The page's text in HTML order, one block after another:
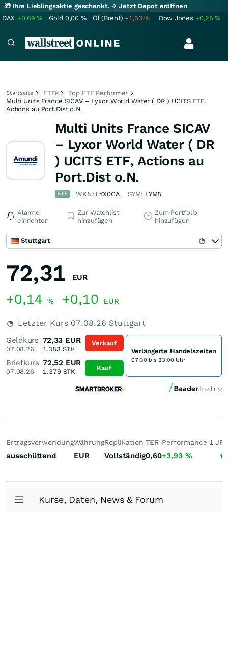
🎁 Ihre Lieblingsaktie geschenkt.→ Jetzt Depot eröffnen
DAX +0,69% Gold 0,00 % Öl (Brent) -1,53% Dow Jones +0,25%
Startseite ETFs
Top ETF Performer
Multi Units France SICAV – Lyxor World Water ( DR ) UCITS ETF,
Actions au Port.Dist o.N.
Multi Units France SICAV
– Lyxor World Water ( DR
) UCITS ETF, Actions au
Port.Dist o.N.
ETF WKN: LYX0CA SYM: LYM8
Alarme
einrichten
Zur Watchlist
hinzufügen
Zum Portfolio
hinzufügen
Stuttgart
72,31 EUR
+0,14 % +0,10 EUR
Letzter Kurs 07.08.26 Stuttgart
Geldkurs
07.08.26
72,33 EUR
1.383 STK
Briefkurs
07.08.26
72,52 EUR
1.379 STK
Verkauf
Kauf
Verlängerte Handelszeiten
07:30 bis 23:00 Uhr
Ertragsverwendung
ausschüttend
Währung
EUR
Replikation
Vollständig
TER
0,60
Performance 1 J
+3,93 %
Kurse, Daten, News & Forum